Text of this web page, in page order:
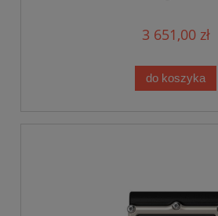
3 651,00 zł
do koszyka